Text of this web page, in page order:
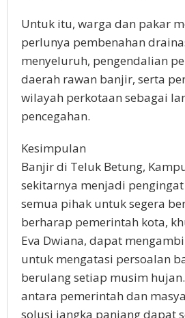
Untuk itu, warga dan pakar
perlunya pembenahan
menyeluruh, pengendalian
daerah rawan banjir, serta
wilayah perkotaan sebagai
pencegahan.
Kesimpulan
Banjir di Teluk Betung,
sekitarnya menjadi
semua pihak untuk segera
berharap pemerintah kota,
Eva Dwiana, dapat
untuk mengatasi persoalan
berulang setiap musim
antara pemerintah dan
solusi jangka panjang dapat